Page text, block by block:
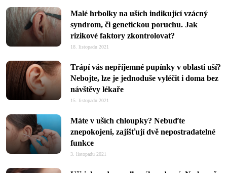
Malé hrbolky na uších indikující vzácný
syndrom, či genetickou poruchu. Jak
rizikové faktory zkontrolovat?
18. listopadu 2021
Trápí vás nepříjemné pupínky v oblasti uší?
Nebojte, lze je jednoduše vyléčit i doma bez
návštěvy lékaře
15. listopadu 2021
Máte v uších chloupky? Nebuďte
znepokojeni, zajišťují dvě nepostradatelné
funkce
3. listopadu 2021